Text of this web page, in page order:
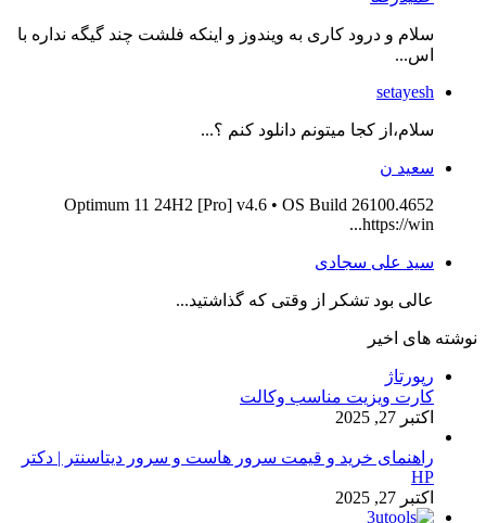
سلام و درود کاری به ویندوز و اینکه فلشت چند گیگه نداره با
اس...
setayesh
سلام،از کجا میتونم دانلود کنم ؟...
سعید ن
Optimum 11 24H2 [Pro] v4.6 • OS Build 26100.4652
https://win...
سید علی سجادی
عالی بود تشکر از وقتی که گذاشتید...
نوشته های اخیر
رپورتاژ
کارت ویزیت مناسب وکالت
اکتبر 27, 2025
راهنمای خرید و قیمت سرور هاست و سرور دیتاسنتر | دکتر
HP
اکتبر 27, 2025